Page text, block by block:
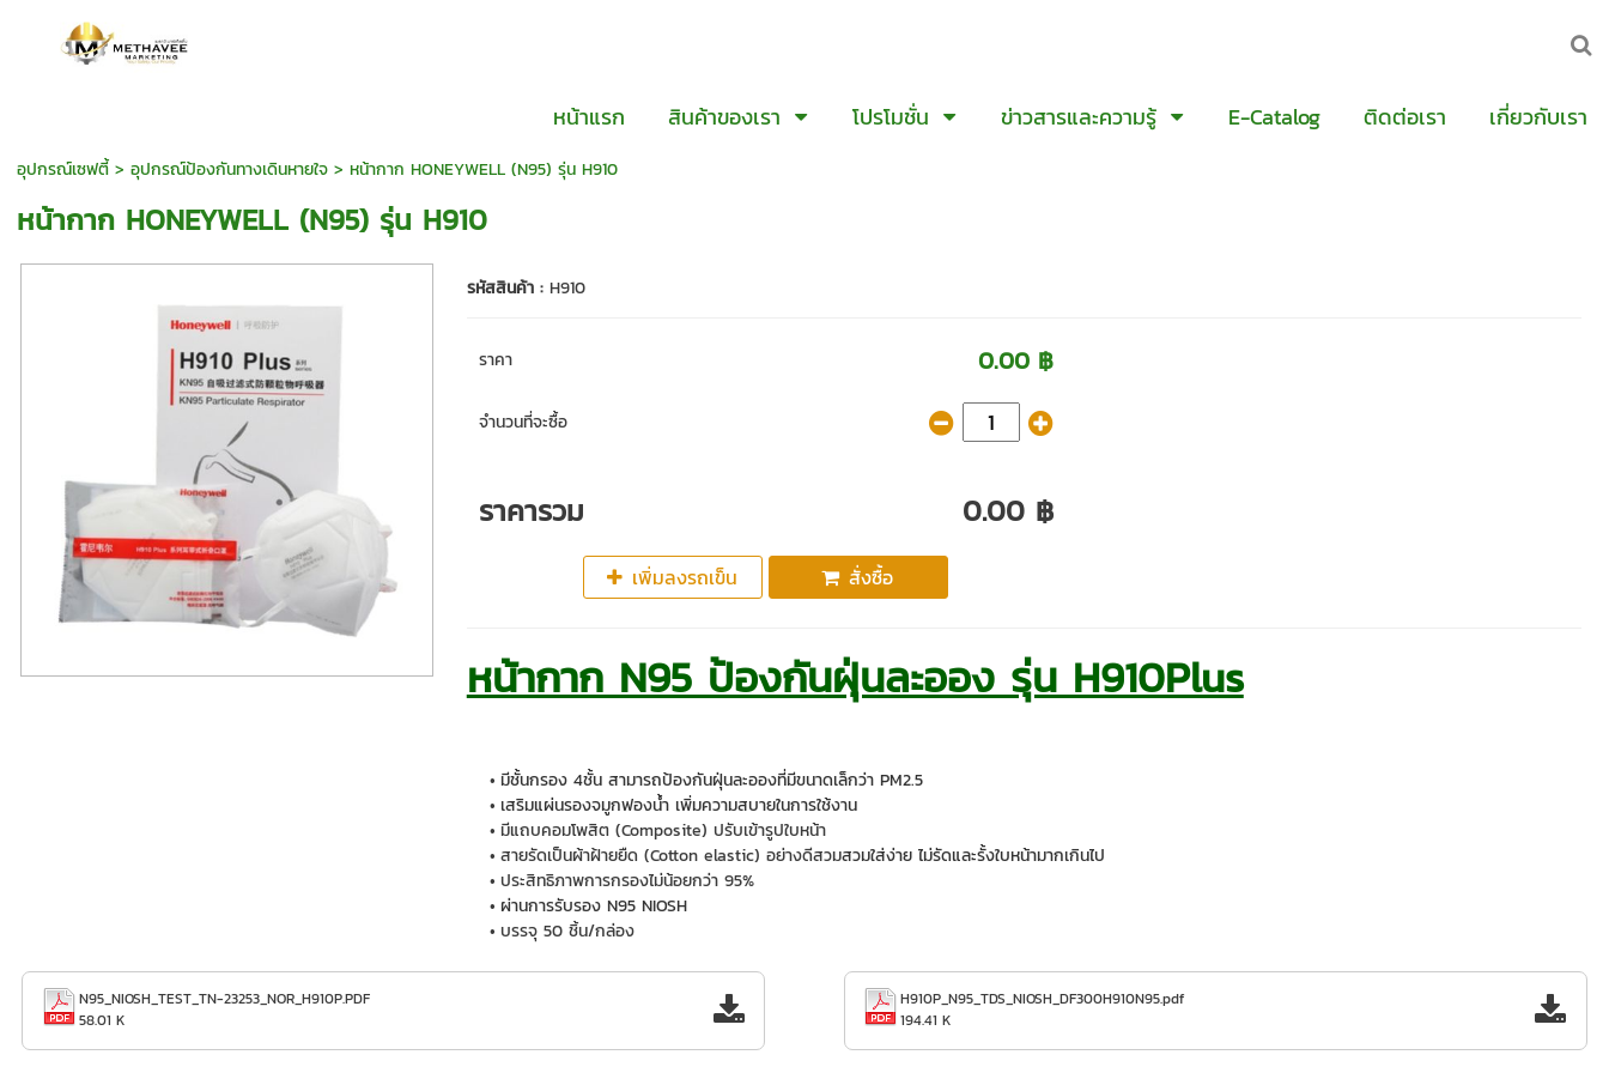
หน้าแรก สินค้าของเรา โปรโมชั่น ข่าวสารและความรู้ E-Catalog ติดต่อเรา เกี่ยวกับเรา
อุปกรณ์เซฟตี้> อุปกรณ์ป้องกันทางเดินหายใจ> หน้ากาก HONEYWELL (N95) รุ่น H910
หน้ากาก HONEYWELL (N95) รุ่น H910
รหัสสินค้า : H910
ราคา 0.00 ฿
จำนวนที่จะซื้อ
ราคารวม 0.00 ฿
เพิ่มลงรถเข็น สั่งซื้อ
หน้ากาก N95 ป้องกันฝุ่นละออง รุ่น H910Plus
มีชั้นกรอง 4ชั้น สามารถป้องกันฝุ่นละอองที่มีขนาดเล็กว่า PM2.5
เสริมแผ่นรองจมูกฟองน้ำ เพิ่มความสบายในการใช้งาน
มีแถบคอมโพสิต (Composite) ปรับเข้ารูปใบหน้า
สายรัดเป็นผ้าฝ้ายยืด (Cotton elastic) อย่างดีสวมสวมใส่ง่าย ไม่รัดและรั้งใบหน้ามากเกินไป
ประสิทธิภาพการกรองไม่น้อยกว่า 95%
ผ่านการรับรอง N95 NIOSH
บรรจุ 50 ชิ้น/กล่อง
N95_NIOSH_TEST_TN-23253_NOR_H910P.PDF
58.01 K
H910P_N95_TDS_NIOSH_DF300H910N95.pdf
194.41 K